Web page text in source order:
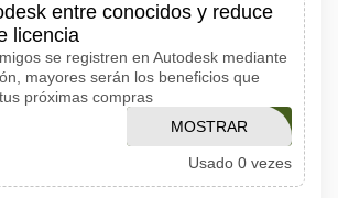
entre conocidos y reduce
licencia
se registren en Autodesk mediante
mayores serán los beneficios que
próximas compras
EOQPLAN
MOSTRAR
CÓDIGO
Usado 0 vezes